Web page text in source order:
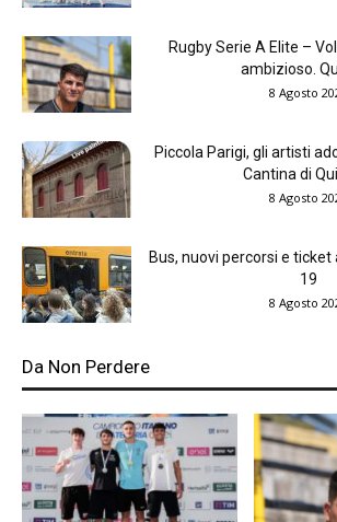
Rugby Serie A Elite –
ambizioso.
8 Agosto
Piccola Parigi, gli artisti
Cantina di
8 Agosto
Bus, nuovi percorsi e
19
8 Agosto
Da Non Perdere